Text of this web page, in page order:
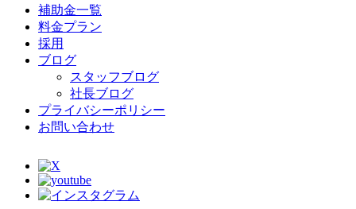
補助金一覧
料金プラン
採用
ブログ
スタッフブログ
社長ブログ
プライバシーポリシー
お問い合わせ